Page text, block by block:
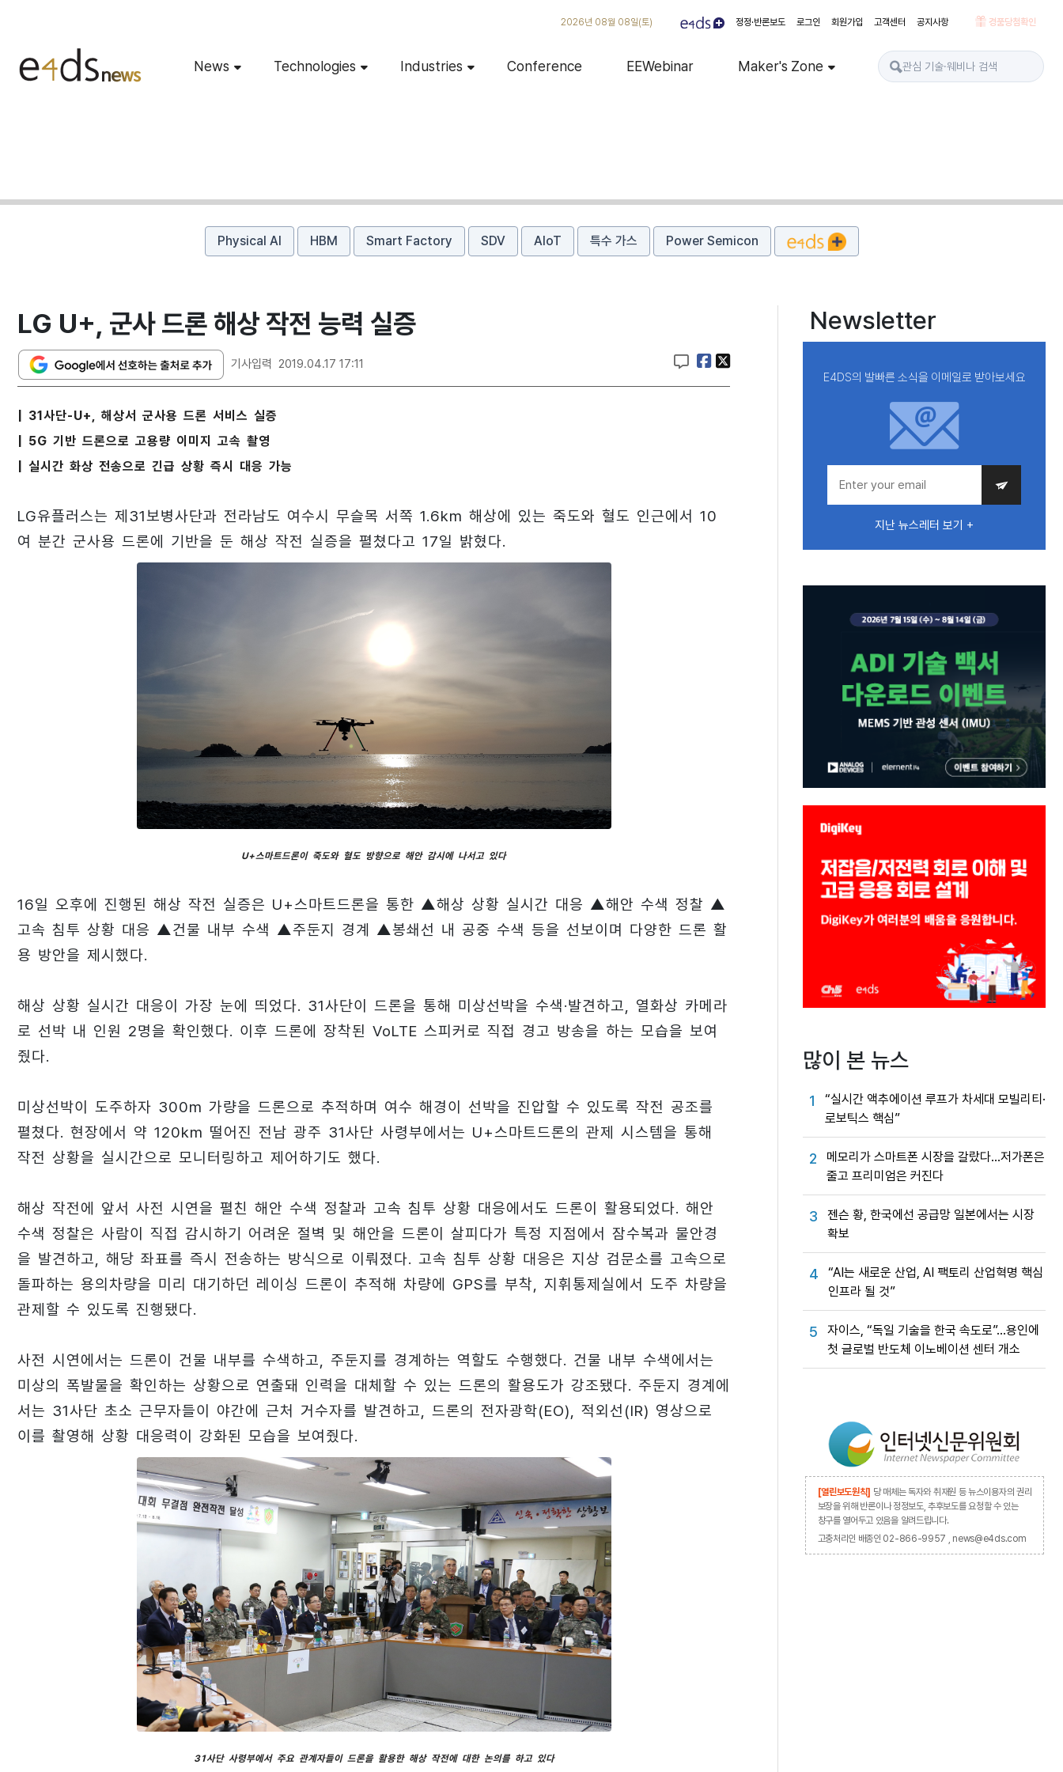
2026년 08월 08일(토) 정정·반론보도 로그인 회원가입 고객센터 공지사항 경품당첨확인
News Technologies Industries Conference EEWebinar Maker's Zone
Physical AI HBM Smart Factory SDV AIoT 특수 가스 Power Semicon
LG U+, 군사 드론 해상 작전 능력 실증
기사입력 2019.04.17 17:11
| 31사단-U+, 해상서 군사용 드론 서비스 실증
| 5G 기반 드론으로 고용량 이미지 고속 촬영
| 실시간 화상 전송으로 긴급 상황 즉시 대응 가능
LG유플러스는 제31보병사단과 전라남도 여수시 무슬목 서쪽 1.6km 해상에 있는 죽도와 혈도 인근에서 10
여 분간 군사용 드론에 기반을 둔 해상 작전 실증을 펼쳤다고 17일 밝혔다.
U+스마트드론이 죽도와 혈도 방향으로 해안 감시에 나서고 있다
16일 오후에 진행된 해상 작전 실증은 U+스마트드론을 통한 ▲해상 상황 실시간 대응 ▲해안 수색 정찰 ▲
고속 침투 상황 대응 ▲건물 내부 수색 ▲주둔지 경계 ▲봉쇄선 내 공중 수색 등을 선보이며 다양한 드론 활
용 방안을 제시했다.
해상 상황 실시간 대응이 가장 눈에 띄었다. 31사단이 드론을 통해 미상선박을 수색·발견하고, 열화상 카메라
로 선박 내 인원 2명을 확인했다. 이후 드론에 장착된 VoLTE 스피커로 직접 경고 방송을 하는 모습을 보여
줬다.
미상선박이 도주하자 300m 가량을 드론으로 추적하며 여수 해경이 선박을 진압할 수 있도록 작전 공조를
펼쳤다. 현장에서 약 120km 떨어진 전남 광주 31사단 사령부에서는 U+스마트드론의 관제 시스템을 통해
작전 상황을 실시간으로 모니터링하고 제어하기도 했다.
해상 작전에 앞서 사전 시연을 펼친 해안 수색 정찰과 고속 침투 상황 대응에서도 드론이 활용되었다. 해안
수색 정찰은 사람이 직접 감시하기 어려운 절벽 및 해안을 드론이 살피다가 특정 지점에서 잠수복과 물안경
을 발견하고, 해당 좌표를 즉시 전송하는 방식으로 이뤄졌다. 고속 침투 상황 대응은 지상 검문소를 고속으로
돌파하는 용의차량을 미리 대기하던 레이싱 드론이 추적해 차량에 GPS를 부착, 지휘통제실에서 도주 차량을
관제할 수 있도록 진행됐다.
사전 시연에서는 드론이 건물 내부를 수색하고, 주둔지를 경계하는 역할도 수행했다. 건물 내부 수색에서는
미상의 폭발물을 확인하는 상황으로 연출돼 인력을 대체할 수 있는 드론의 활용도가 강조됐다. 주둔지 경계에
서는 31사단 초소 근무자들이 야간에 근처 거수자를 발견하고, 드론의 전자광학(EO), 적외선(IR) 영상으로
이를 촬영해 상황 대응력이 강화된 모습을 보여줬다.
31사단 사령부에서 주요 관계자들이 드론을 활용한 해상 작전에 대한 논의를 하고 있다
Newsletter
E4DS의 발빠른 소식을 이메일로 받아보세요
지난 뉴스레터 보기 +
많이 본 뉴스
1
“실시간 액추에이션 루프가 차세대 모빌리티·
로보틱스 핵심”
2
메모리가 스마트폰 시장을 갈랐다…저가폰은
줄고 프리미엄은 커진다
3
젠슨 황, 한국에선 공급망 일본에서는 시장
확보
4
“AI는 새로운 산업, AI 팩토리 산업혁명 핵심
인프라 될 것”
5
자이스, “독일 기술을 한국 속도로”…용인에
첫 글로벌 반도체 이노베이션 센터 개소
[열린보도원칙] 당 매체는 독자와 취재원 등 뉴스이용자의 권리
보장을 위해 반론이나 정정보도, 추후보도를 요청할 수 있는
창구를 열어두고 있음을 알려드립니다.
고충처리인 배종인 02-866-9957 , news@e4ds.com